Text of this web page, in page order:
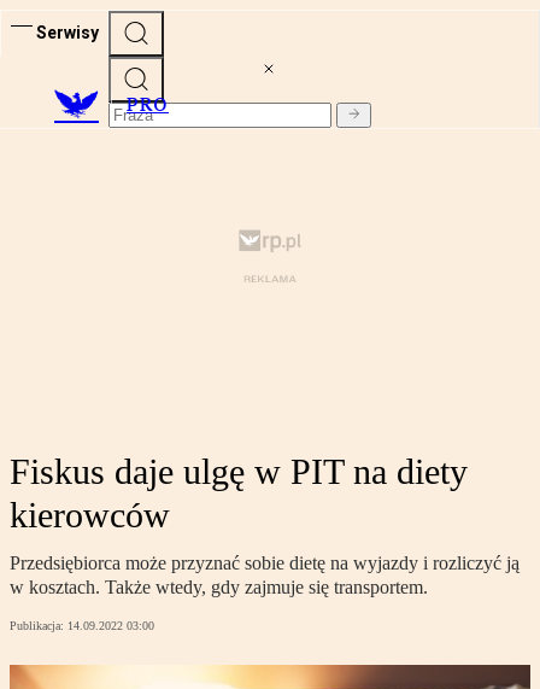
Serwisy
PRO
Fiskus daje ulgę w PIT na diety
kierowców
Przedsiębiorca może przyznać sobie dietę na wyjazdy i rozliczyć ją
w kosztach. Także wtedy, gdy zajmuje się transportem.
Publikacja: 14.09.2022 03:00